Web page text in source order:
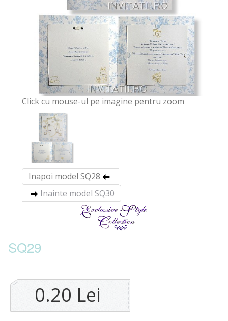
Click cu mouse-ul pe imagine pentru zoom
Inapoi model SQ28
Inainte model SQ30
SQ29
0.20 Lei